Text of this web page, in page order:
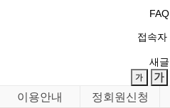
FAQ
접속자
새글
이용안내 정회원신청